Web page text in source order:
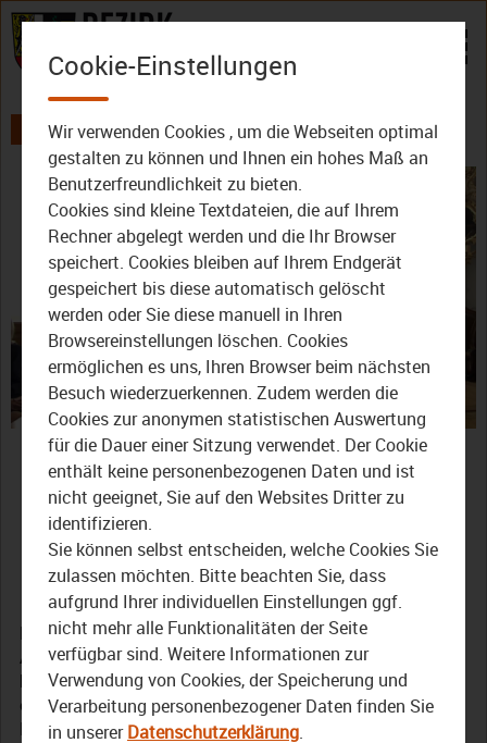
Zum Inhalt
AKTUELLES ALLE VIDEOS
Video
Bamberg: Andreas Starke
bekommt die
Ehrenmedaille des Bezirks
12. September 2018
Die Ehrenmedaille des Bezirks in Silber ist eine
Auszeichnung für Persönlichkeiten, die sich in
besonderem Maße für Oberfranken und seine Menschen
engagiert haben. Seit 1966 wird diese Medaille verliehen.
Der einzig noch lebende Träger der goldenen Medaille ist
Cookie-Einstellungen
Wir verwenden Cookies , um die Webseiten optimal
gestalten zu können und Ihnen ein hohes Maß an
Benutzerfreundlichkeit zu bieten.
Cookies sind kleine Textdateien, die auf Ihrem
Rechner abgelegt werden und die Ihr Browser
speichert. Cookies bleiben auf Ihrem Endgerät
gespeichert bis diese automatisch gelöscht
werden oder Sie diese manuell in Ihren
Browsereinstellungen löschen. Cookies
ermöglichen es uns, Ihren Browser beim nächsten
Besuch wiederzuerkennen. Zudem werden die
Cookies zur anonymen statistischen Auswertung
für die Dauer einer Sitzung verwendet. Der Cookie
enthält keine personenbezogenen Daten und ist
nicht geeignet, Sie auf den Websites Dritter zu
identifizieren.
Sie können selbst entscheiden, welche Cookies Sie
zulassen möchten. Bitte beachten Sie, dass
aufgrund Ihrer individuellen Einstellungen ggf.
nicht mehr alle Funktionalitäten der Seite
verfügbar sind. Weitere Informationen zur
Verwendung von Cookies, der Speicherung und
Verarbeitung personenbezogener Daten finden Sie
in unsererDatenschutzerklärung.